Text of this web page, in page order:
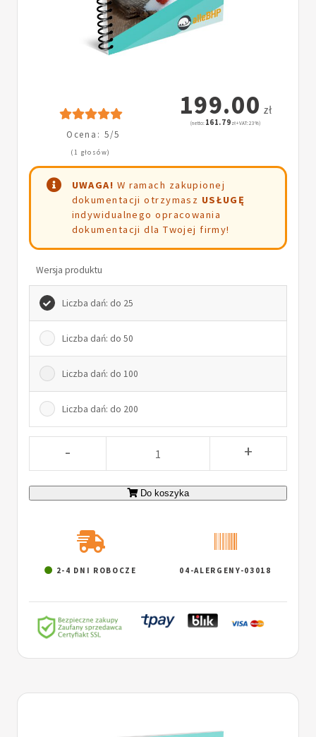
Ocena: 5/5
(1 głosów)
199.00 zł
(netto: 161.79 zł + VAT: 23%)
UWAGA! W ramach zakupionej
dokumentacji otrzymasz USŁUGĘ
indywidualnego opracowania
dokumentacji dla Twojej firmy!
Wersja produktu
Liczba dań: do 25
Liczba dań: do 50
Liczba dań: do 100
Liczba dań: do 200
- +
Do koszyka
2-4 DNI ROBOCZE 04-ALERGENY-03018